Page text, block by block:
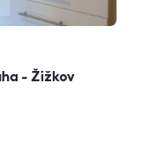
- Žižkov